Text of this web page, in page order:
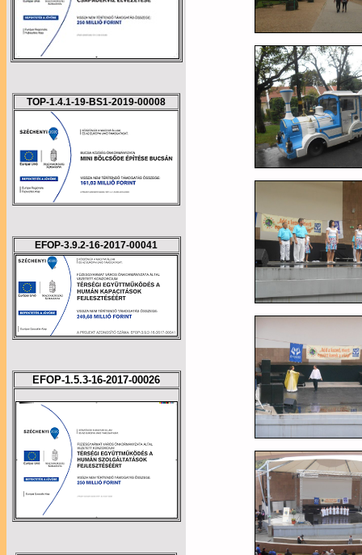
TOP-1.4.1-19-BS1-2019-00008
EFOP-3.9.2-16-2017-00041
EFOP-1.5.3-16-2017-00026